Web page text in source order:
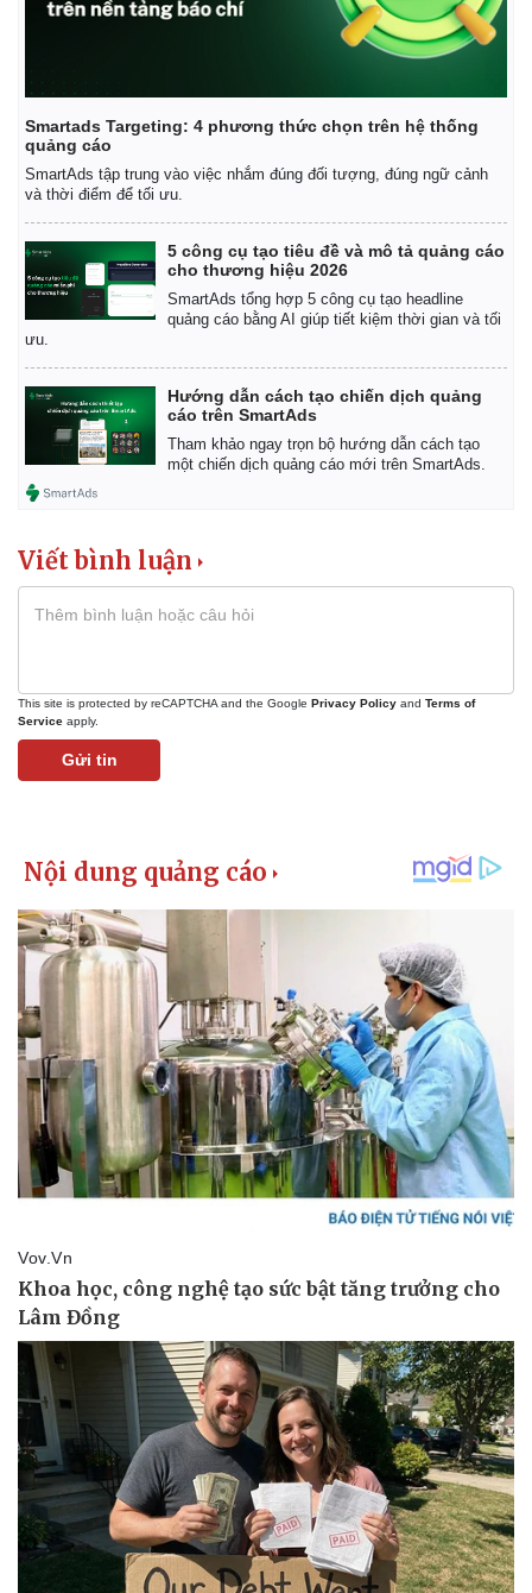
Kinh tế
Bất động sản
Tiêu dùng
Tỷ giá
Chứng khoán
Giá cà phê
Smartads Targeting: 4 phương thức chọn trên hệ thống
quảng cáo
SmartAds tập trung vào việc nhắm đúng đối tượng, đúng ngữ cảnh
và thời điểm để tối ưu.
5 công cụ tạo tiêu đề và mô tả quảng cáo
cho thương hiệu 2026
SmartAds tổng hợp 5 công cụ tạo headline
quảng cáo bằng AI giúp tiết kiệm thời gian và tối
ưu.
Hướng dẫn cách tạo chiến dịch quảng
cáo trên SmartAds
Tham khảo ngay trọn bộ hướng dẫn cách tạo
một chiến dịch quảng cáo mới trên SmartAds.
Viết bình luận
This site is protected by reCAPTCHA and the Google Privacy Policy and Terms of
Service apply.
Gửi tin